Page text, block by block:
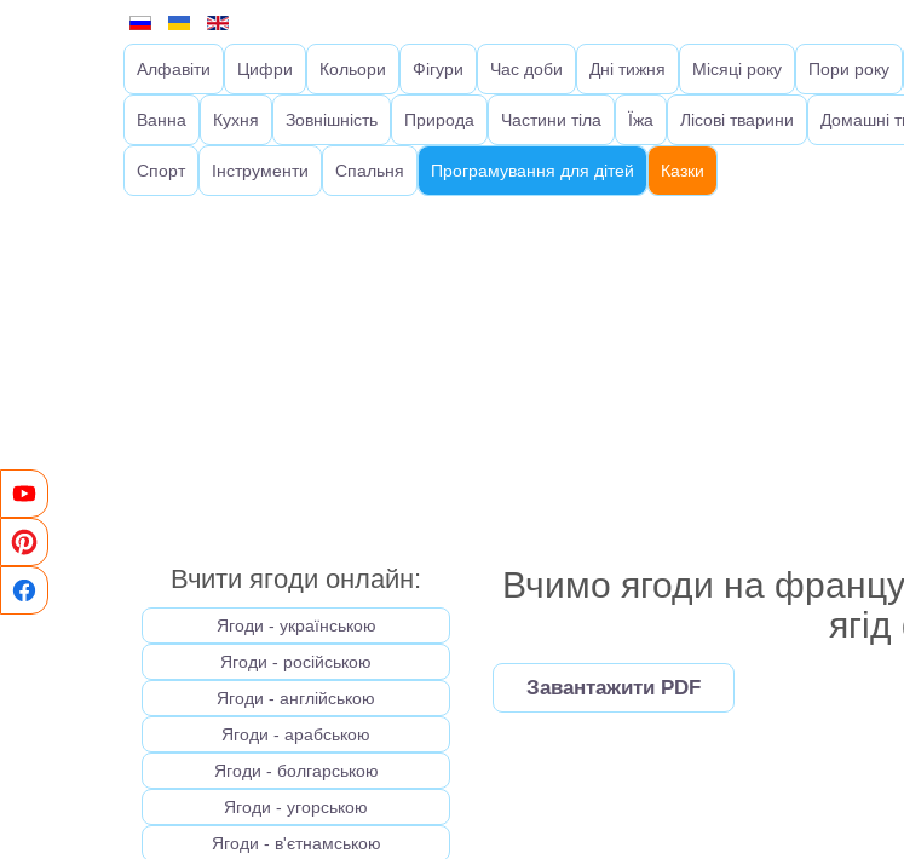
Алфавіти Цифри Кольори Фігури Час доби Дні тижня Місяці року Пори року
Ванна Кухня Зовнішність Природа Частини тіла Їжа Лісові тварини Домашні
Спорт Інструменти Спальня Програмування для дітей Казки
Вчити ягоди онлайн:
Ягоди - українською
Ягоди - російською
Ягоди - англійською
Ягоди - арабською
Ягоди - болгарською
Ягоди - угорською
Ягоди - в'єтнамською
Вчимо ягоди на
Завантажити PDF